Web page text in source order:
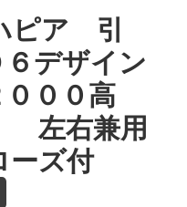
ピア 引
デザイン
０００高
左右兼用
ズ付